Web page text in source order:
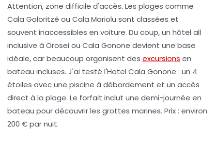
Attention, zone difficile d'accès. Les plages comme
Cala Goloritzé ou Cala Mariolu sont classées et
souvent inaccessibles en voiture. Du coup, un hôtel all
inclusive à Orosei ou Cala Gonone devient une base
idéale, car beaucoup organisent des excursions en
bateau incluses. J'ai testé l'Hotel Cala Gonone : un 4
étoiles avec une piscine à débordement et un accès
direct à la plage. Le forfait inclut une demi-journée en
bateau pour découvrir les grottes marines. Prix : environ
200 € par nuit.